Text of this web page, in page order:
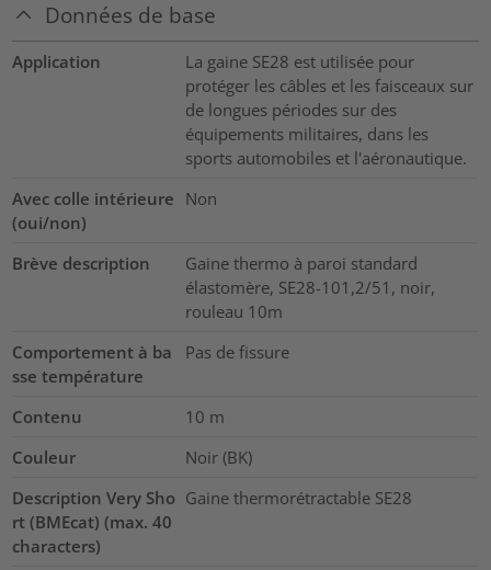
Données de base
Application
La gaine SE28 est utilisée pour
protéger les câbles et les faisceaux sur
de longues périodes sur des
équipements militaires, dans les
sports automobiles et l'aéronautique.
Avec colle intérieure
(oui/non)
Non
Brève description
Gaine thermo à paroi standard
élastomère, SE28-101,2/51, noir,
rouleau 10m
Comportement à ba
sse température
Pas de fissure
Contenu 10 m
Couleur
Noir (BK)
Description Very Sho
rt (BMEcat) (max. 40
characters)
Gaine thermorétractable SE28